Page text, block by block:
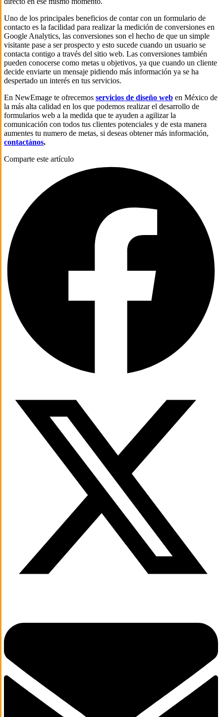
Uno de los principales beneficios de contar con un formulario de
contacto es la facilidad para realizar la medición de conversiones en
Google Analytics, las conversiones son el hecho de que un simple
visitante pase a ser prospecto y esto sucede cuando un usuario se
contacta contigo a través del sitio web. Las conversiones también
pueden conocerse como metas u objetivos, ya que cuando un cliente
decide enviarte un mensaje pidiendo más información ya se ha
despertado un interés en tus servicios.
En NewEmage te ofrecemos servicios de diseño web en México de
la más alta calidad en los que podemos realizar el desarrollo de
formularios web a la medida que te ayuden a agilizar la
comunicación con todos tus clientes potenciales y de esta manera
aumentes tu numero de metas, si deseas obtener más información,
contactános.
Comparte este artículo